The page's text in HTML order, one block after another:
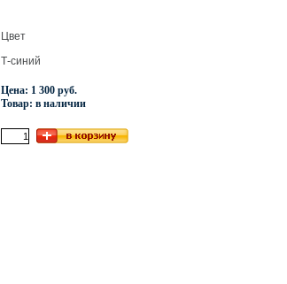
Цвет
Т-синий
Цена: 1 300 руб.
Товар: в наличии